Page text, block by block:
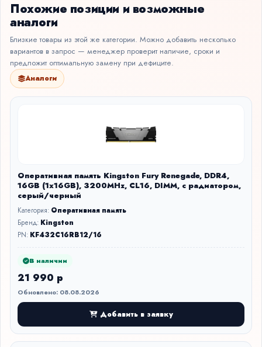
Похожие позиции и возможные
аналоги
Близкие товары из этой же категории. Можно добавить несколько
вариантов в запрос — менеджер проверит наличие, сроки и
предложит оптимальную замену при дефиците.
Аналоги
Оперативная память Kingston Fury Renegade, DDR4,
16GB (1x16GB), 3200MHz, CL16, DIMM, с радиатором,
серый/черный
Категория: Оперативная память
Бренд: Kingston
PN: KF432C16RB12/16
В наличии
21 990 р
Обновлено: 08.08.2026
Добавить в заявку